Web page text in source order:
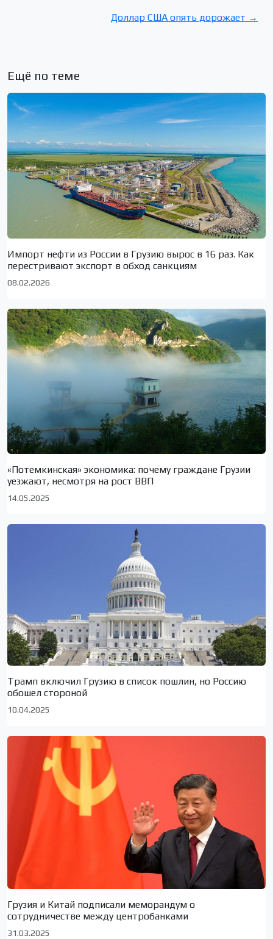
Доллар США опять дорожает →
Ещё по теме
Импорт нефти из России в Грузию вырос в 16 раз. Как
перестривают экспорт в обход санкциям
08.02.2026
«Потемкинская» экономика: почему граждане Грузии
уезжают, несмотря на рост ВВП
14.05.2025
Трамп включил Грузию в список пошлин, но Россию
обошел стороной
10.04.2025
Грузия и Китай подписали меморандум о
сотрудничестве между центробанками
31.03.2025